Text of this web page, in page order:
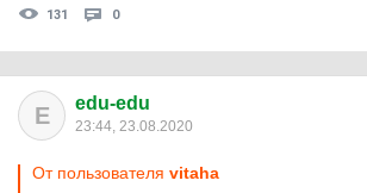
131 0
E edu-edu
23:44, 23.08.2020
От пользователя vitaha